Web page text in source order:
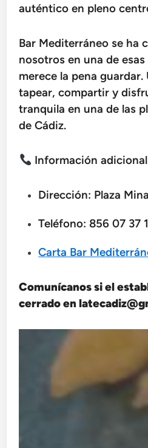
auténtico en pleno
Bar Mediterráneo se ha
nosotros en una de
merece la pena
tapear, compartir y
tranquila en una de las
de Cádiz.
Información adicional
Dirección: Plaza
Teléfono: 856 07 37
Carta Bar
Comunícanos si el
cerrado en